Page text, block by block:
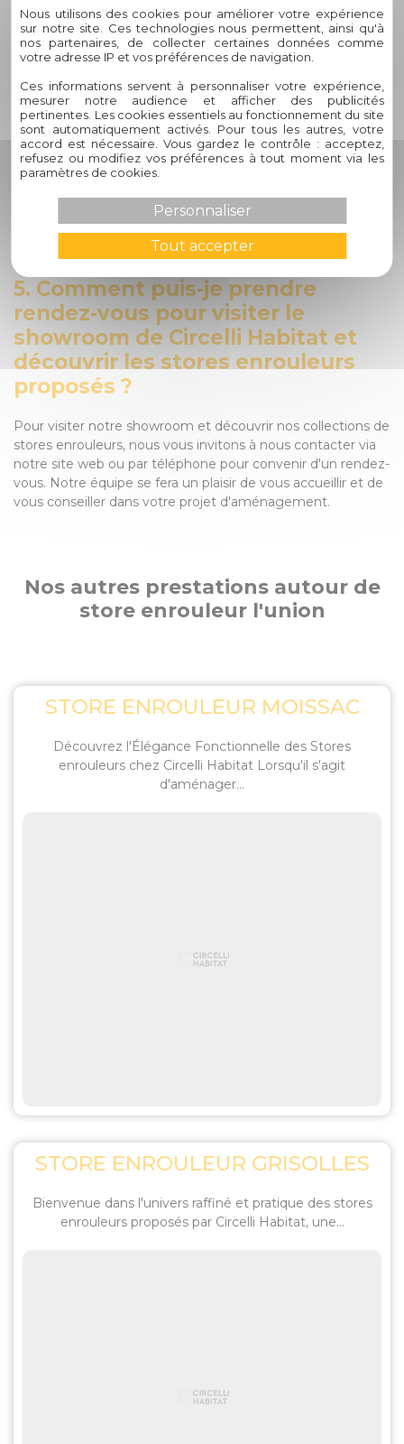
4. Comment les stores enrouleurs
de Circelli Habitat peuvent-ils
améliorer mon confort au
quotidien ?
Les stores enrouleurs de Circelli Habitat vous permettent
de moduler la luminosité naturelle entrant dans vos pièces,
apportant une touche esthétique à votre intérieur. Leur
polyvalence en fait des accessoires essentiels pour créer
une atmosphère agréable et personnalisée chez vous.
5. Comment puis-je prendre
rendez-vous pour visiter le
showroom de Circelli Habitat et
découvrir les stores enrouleurs
proposés ?
Pour visiter notre showroom et découvrir nos collections de
stores enrouleurs, nous vous invitons à nous contacter via
notre site web ou par téléphone pour convenir d'un rendez-
vous. Notre équipe se fera un plaisir de vous accueillir et de
vous conseiller dans votre projet d'aménagement.
Nos autres prestations autour de
store enrouleur l'union
STORE ENROULEUR MOISSAC
Découvrez l'Élégance Fonctionnelle des Stores
enrouleurs chez Circelli Habitat Lorsqu'il s'agit
d'aménager...
STORE ENROULEUR GRISOLLES
Bienvenue dans l'univers raffiné et pratique des stores
enrouleurs proposés par Circelli Habitat, une...
Nous utilisons des cookies pour améliorer votre expérience
sur notre site. Ces technologies nous permettent, ainsi qu'à
nos partenaires, de collecter certaines données comme
votre adresse IP et vos préférences de navigation.
Ces informations servent à personnaliser votre expérience,
mesurer notre audience et afficher des publicités
pertinentes. Les cookies essentiels au fonctionnement du site
sont automatiquement activés. Pour tous les autres, votre
accord est nécessaire. Vous gardez le contrôle : acceptez,
refusez ou modifiez vos préférences à tout moment via les
paramètres de cookies.
Tout accepter
Personnaliser